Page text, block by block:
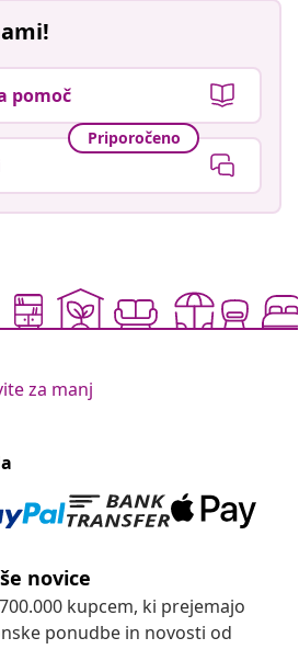
pomoč
Priporočeno
za manj
novice
kupcem, ki prejemajo
ponudbe in novosti od